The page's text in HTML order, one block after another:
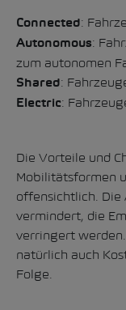
Connected:
Autonomous:
zum autonomen
Shared:
Electric:
Die Vorteile und
Mobilitätsformen
offensichtlich. Die
vermindert, die
verringert
natürlich auch
Folge.